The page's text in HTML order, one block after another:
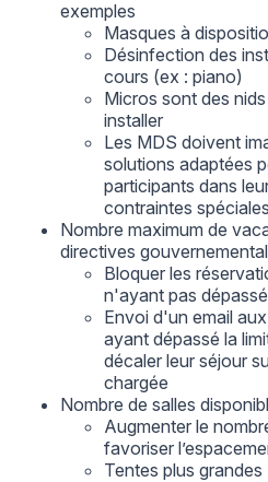
exemples
Masques à
Désinfection des
cours (ex : piano)
Micros sont des
installer
Les MDS doivent
solutions adaptées
participants dans
contraintes
Nombre maximum de
directives
Bloquer les
n'ayant pas
Envoi d'un email
ayant dépassé la
décaler leur séjour
chargée
Nombre de salles
Augmenter le
favoriser
Tentes plus grandes